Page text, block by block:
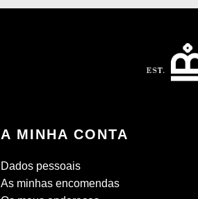
A MINHA CONTA
Dados pessoais
As minhas encomendas